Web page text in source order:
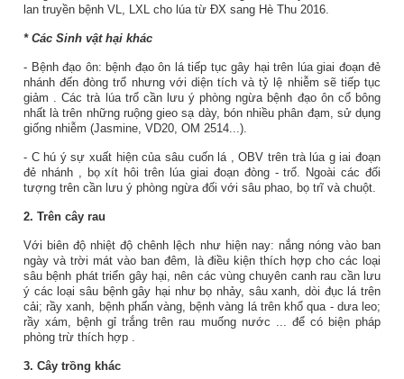
lan truyền bệnh VL, LXL cho lúa từ ĐX sang Hè Thu 2016.
* Các Sinh vật hại khác
- Bệnh đạo ôn: bệnh đạo ôn lá tiếp tục gây hại trên lúa giai đoạn đẻ
nhánh đến đòng trổ nhưng với diện tích và tỷ lệ nhiễm sẽ tiếp tục
giảm
.Các trà lúa trổ cần lưu ý phòng ngừa bệnh đạo ôn cổ bông
nhất là trên những ruộng gieo sạ dày, bón nhiều phân đạm, sử dụng
giống nhiễm (Jasmine, VD20, OM 2514...).
- C hú ý sự xuất hiện của sâu cuốn lá , OBV trên trà lúa g iai đoạn
đẻ nhánh
, bọ xít hôi trên lúa giai đoạn đòng - trổ. Ngoài các đối
tượng trên cần lưu ý phòng ngừa đối với sâu phao, bọ trĩ và chuột.
2. Trên cây rau
Với biên độ nhiệt độ chênh lệch như hiện nay: nắng nóng vào ban
ngày và trời mát vào ban đêm, là điều kiện thích hợp cho các loại
sâu bệnh phát triển gây hại, nên các vùng chuyên canh rau cần lưu
ý các loại sâu bệnh gây hại như bọ nhảy, sâu xanh, dòi đục lá trên
cải; rầy xanh, bệnh phấn vàng, bệnh vàng lá trên khổ qua - dưa leo;
rầy xám, bệnh gỉ trắng trên rau muống nước ... để có biện pháp
phòng trừ thích hợp
3. Cây trồng khác